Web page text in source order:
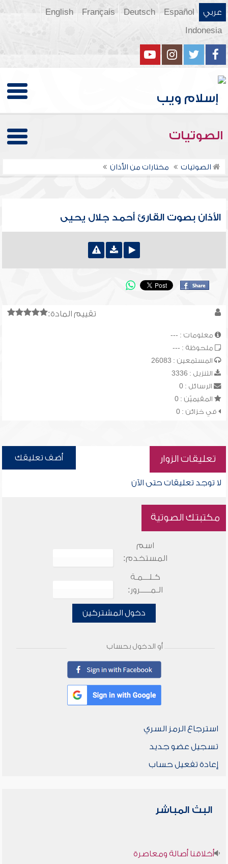
عربي Español
Deutsch
Français
English
Indonesia
الصوتيات
الصوتيات مختارات من الأذان
الأذان بصوت القارئ أحمد جلال يحيى
تقييم المادة:
معلومات : ---
ملحوظة : ---
المستمعين : 26083
التنزيل : 3336
الرسائل : 0
المقيميّن : 0
في خزائن : 0
تعليقات الزوار أضف تعليقك
لا توجد تعليقات حتى الآن
مكتبتك الصوتية
اسم
المستخدم:
كـلـــمـة
الـمـــــرور:
دخول المشتركين
أو الدخول بحساب
استرجاع الرمز السري
تسجيل عضو جديد
إعادة تفعيل حساب
البث المباشر
أخلاقنا أصالة ومعاصرة